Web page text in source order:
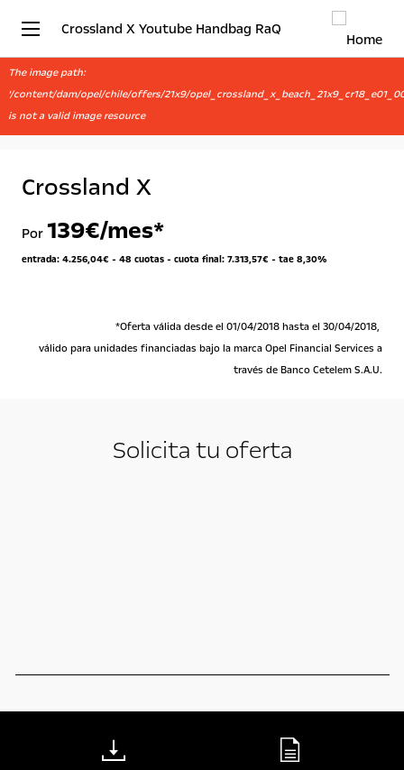
Crossland X Youtube Handbag RaQ
The image path:
'/content/dam/opel/chile/offers/21x9/
is not a valid image resource
Crossland X
Por 139€/mes*
entrada: 4.256,04€ - 48 cuotas - cuota final: 7.313,57€ - tae 8,30%
*Oferta válida desde el 01/04/2018 hasta el 30/04/2018,
válido para unidades financiadas bajo la marca Opel Financial Services a
través de Banco Cetelem S.A.U.
Solicita tu oferta